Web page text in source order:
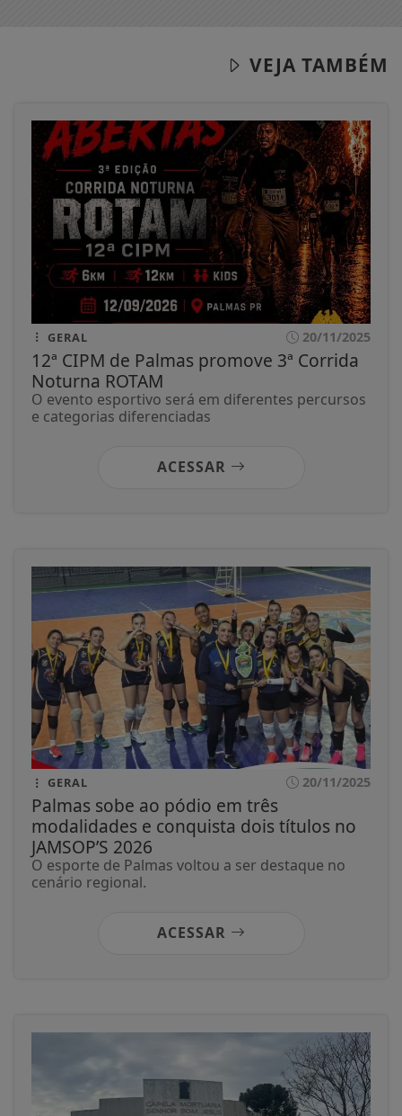
VEJA TAMBÉM
GERAL 20/11/2025
12ª CIPM de Palmas promove 3ª Corrida
Noturna ROTAM
O evento esportivo será em diferentes percursos
e categorias diferenciadas
ACESSAR
GERAL 20/11/2025
Palmas sobe ao pódio em três
modalidades e conquista dois títulos no
JAMSOP’S 2026
O esporte de Palmas voltou a ser destaque no
cenário regional.
ACESSAR